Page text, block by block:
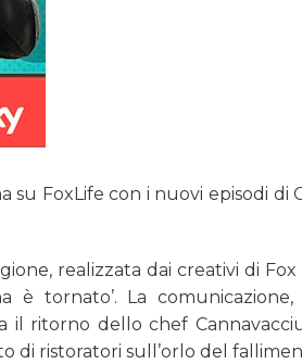
su FoxLife con i nuovi episodi
realizzata dai creativi di
è tornato’. La
il ritorno dello chef
di ristoratori sull’orlo del